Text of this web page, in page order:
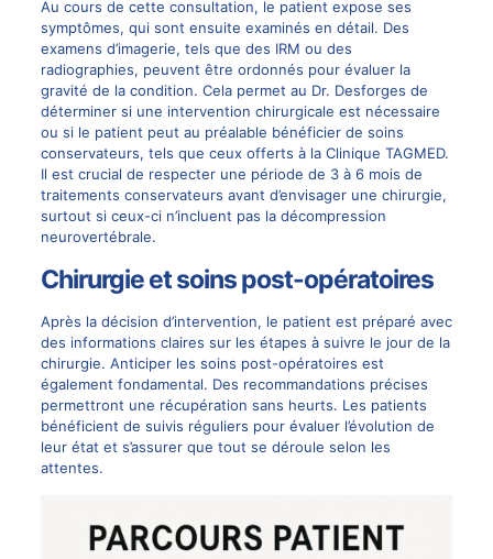
Au cours de cette consultation, le patient expose ses
symptômes, qui sont ensuite examinés en détail. Des
examens d’imagerie, tels que des IRM ou des
radiographies, peuvent être ordonnés pour évaluer la
gravité de la condition. Cela permet au Dr. Desforges de
déterminer si une intervention chirurgicale est nécessaire
ou si le patient peut au préalable bénéficier de soins
conservateurs, tels que ceux offerts à la Clinique TAGMED.
Il est crucial de respecter une période de 3 à 6 mois de
traitements conservateurs avant d’envisager une chirurgie,
surtout si ceux-ci n’incluent pas la décompression
neurovertébrale.
Chirurgie et soins post-opératoires
Après la décision d’intervention, le patient est préparé avec
des informations claires sur les étapes à suivre le jour de la
chirurgie. Anticiper les soins post-opératoires est
également fondamental. Des recommandations précises
permettront une récupération sans heurts. Les patients
bénéficient de suivis réguliers pour évaluer l’évolution de
leur état et s’assurer que tout se déroule selon les
attentes.